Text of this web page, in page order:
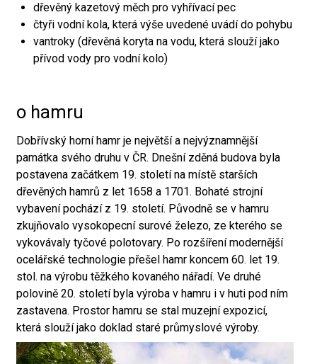
dřevěný kazetový měch pro vyhřívací pec
čtyři vodní kola, která výše uvedené uvádí do pohybu
vantroky (dřevěná koryta na vodu, která slouží jako
přívod vody pro vodní kolo)
o hamru
Dobřívský horní hamr je největší a nejvýznamnější
památka svého druhu v ČR. Dnešní zděná budova byla
postavena začátkem 19. století na místě starších
dřevěných hamrů z let 1658 a 1701. Bohaté strojní
vybavení pochází z 19. století. Původně se v hamru
zkujňovalo vysokopecní surové železo, ze kterého se
vykovávaly tyčové polotovary. Po rozšíření modernější
ocelářské technologie přešel hamr koncem 60. let 19.
stol. na výrobu těžkého kovaného nářadí. Ve druhé
polovině 20. století byla výroba v hamru i v huti pod ním
zastavena. Prostor hamru se stal muzejní expozicí,
která slouží jako doklad staré průmyslové výroby.